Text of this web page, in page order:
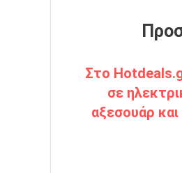
Στο
σε
αξεσουάρ